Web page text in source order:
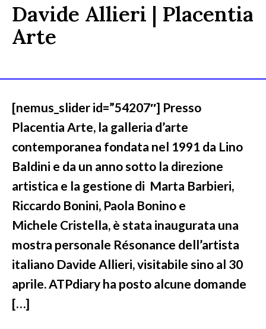
Davide Allieri | Placentia
Arte
[nemus_slider id=”54207″] Presso
Placentia Arte, la galleria d’arte
contemporanea fondata nel 1991 da Lino
Baldini e da un anno sotto la direzione
artistica e la gestione di Marta Barbieri,
Riccardo Bonini, Paola Bonino e
Michele Cristella, è stata inaugurata una
mostra personale Résonance dell’artista
italiano Davide Allieri, visitabile sino al 30
aprile. ATPdiary ha posto alcune domande
[…]